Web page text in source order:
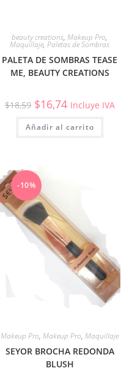
beauty creations,Makeup Pro,
Maquillaje,Paletas de Sombras
PALETA DE SOMBRAS TEASE
ME, BEAUTY CREATIONS
$18,59 $16,74 Incluye IVA
Añadir al carrito
-10%
Makeup Pro,Makeup Pro,Maquillaje
SEYOR BROCHA REDONDA
BLUSH